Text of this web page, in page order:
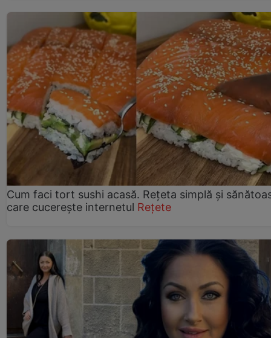
Cum faci tort sushi acasă. Rețeta simplă și
care cucerește internetul Rețete